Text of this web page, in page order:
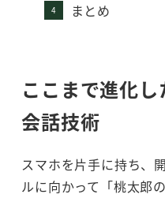
まとめ
ここまで進化
会話技術
スマホを片手に持ち、
ルに向かって「桃太郎